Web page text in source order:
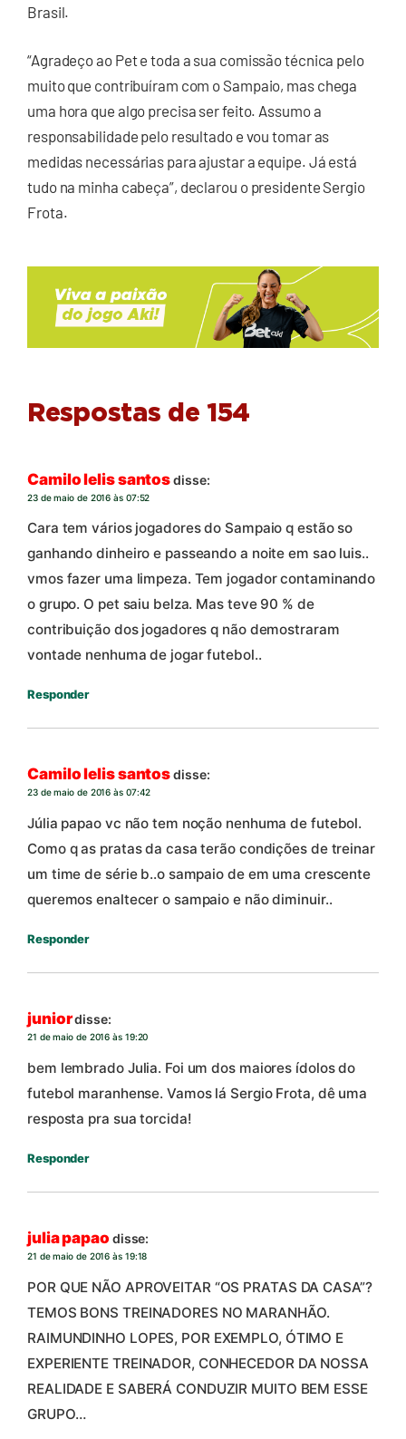
Brasil.
“Agradeço ao Pet e toda a sua comissão técnica pelo
muito que contribuíram com o Sampaio, mas chega
uma hora que algo precisa ser feito. Assumo a
responsabilidade pelo resultado e vou tomar as
medidas necessárias para ajustar a equipe. Já está
tudo na minha cabeça”, declarou o presidente Sergio
Frota.
Respostas de 154
Camilo lelis santosdisse:
23 de maio de 2016 às 07:52
Cara tem vários jogadores do Sampaio q estão so
ganhando dinheiro e passeando a noite em sao luis..
vmos fazer uma limpeza. Tem jogador contaminando
o grupo. O pet saiu belza. Mas teve 90 % de
contribuição dos jogadores q não demostraram
vontade nenhuma de jogar futebol..
Responder
Camilo lelis santosdisse:
23 de maio de 2016 às 07:42
Júlia papao vc não tem noção nenhuma de futebol.
Como q as pratas da casa terão condições de treinar
um time de série b..o sampaio de em uma crescente
queremos enaltecer o sampaio e não diminuir..
Responder
juniordisse:
21 de maio de 2016 às 19:20
bem lembrado Julia. Foi um dos maiores ídolos do
futebol maranhense. Vamos lá Sergio Frota, dê uma
resposta pra sua torcida!
Responder
julia papao disse:
21 de maio de 2016 às 19:18
POR QUE NÃO APROVEITAR “OS PRATAS DA CASA”?
TEMOS BONS TREINADORES NO MARANHÃO.
RAIMUNDINHO LOPES, POR EXEMPLO, ÓTIMO E
EXPERIENTE TREINADOR, CONHECEDOR DA NOSSA
REALIDADE E SABERÁ CONDUZIR MUITO BEM ESSE
GRUPO…